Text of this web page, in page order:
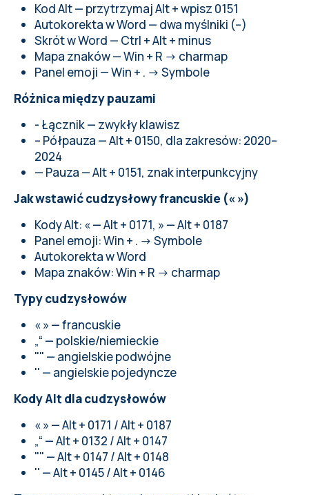
Kod Alt — przytrzymaj Alt + wpisz 0151
Autokorekta w Word — dwa myślniki (--)
Skrót w Word — Ctrl + Alt + minus
Mapa znaków — Win + R → charmap
Panel emoji — Win + . → Symbole
Różnica między pauzami
- Łącznik — zwykły klawisz
– Półpauza — Alt + 0150, dla zakresów: 2020–
2024
— Pauza — Alt + 0151, znak interpunkcyjny
Jak wstawić cudzysłowy francuskie (« »)
Kody Alt: « — Alt + 0171, » — Alt + 0187
Panel emoji: Win + . → Symbole
Autokorekta w Word
Mapa znaków: Win + R → charmap
Typy cudzysłowów
« » — francuskie
„“ — polskie/niemieckie
"" — angielskie podwójne
'' — angielskie pojedyncze
Kody Alt dla cudzysłowów
« » — Alt + 0171 / Alt + 0187
„“ — Alt + 0132 / Alt + 0147
"" — Alt + 0147 / Alt + 0148
'' — Alt + 0145 / Alt + 0146